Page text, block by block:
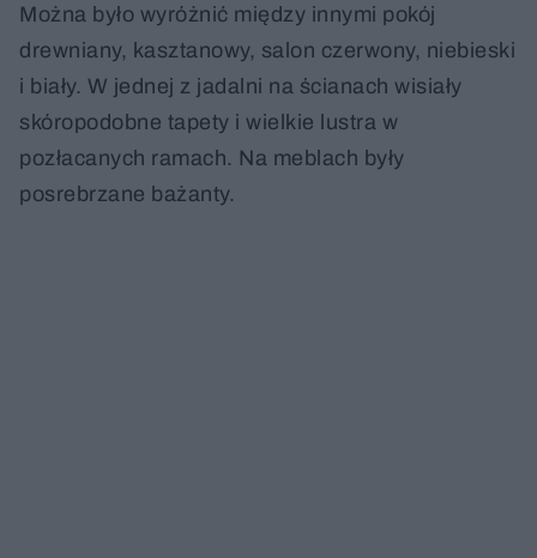
Można było wyróżnić między innymi pokój
drewniany, kasztanowy, salon czerwony, niebieski
i biały. W jednej z jadalni na ścianach wisiały
skóropodobne tapety i wielkie lustra w
pozłacanych ramach. Na meblach były
posrebrzane bażanty.